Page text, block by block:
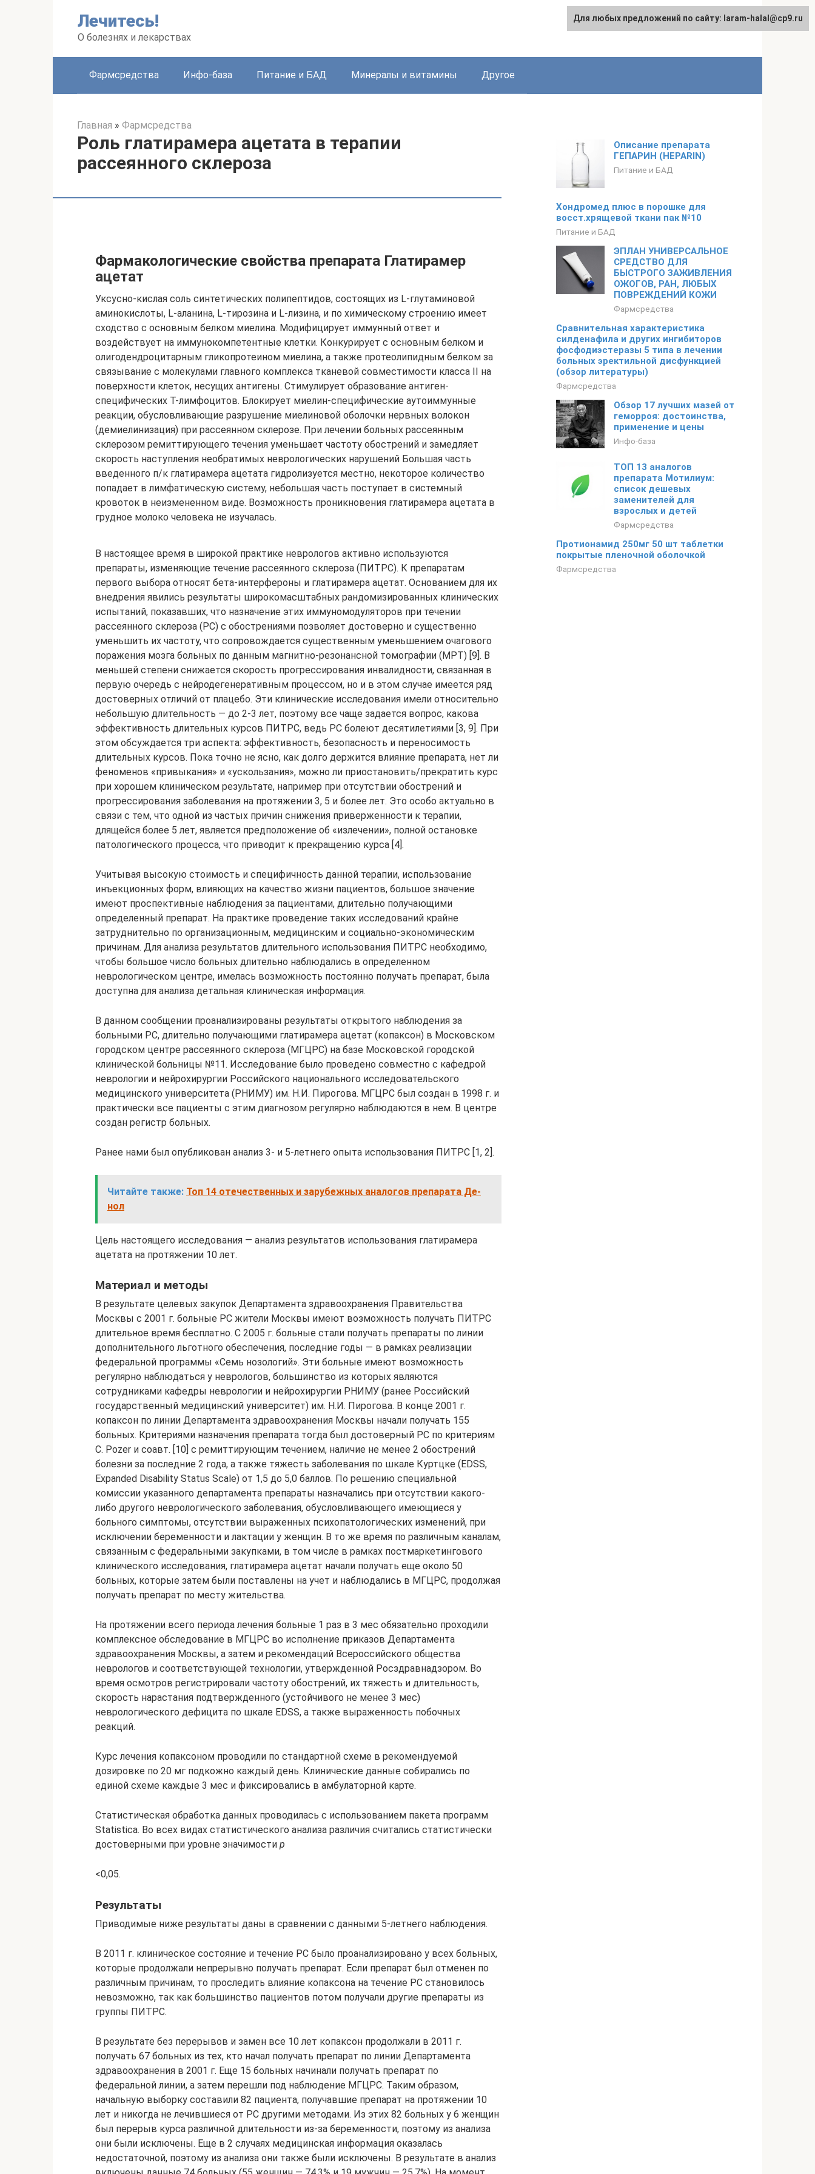
Лечитесь!
О болезнях и лекарствах
Фармсредства Инфо-база Питание и БАД Минералы и витамины Другое
Главная » Фармсредства
Роль глатирамера ацетата в терапии
рассеянного склероза
Фармакологические свойства препарата Глатирамер
ацетат
Уксусно-кислая соль синтетических полипептидов, состоящих из L-глутаминовой
аминокислоты, L-аланина, L-тирозина и L-лизина, и по химическому строению имеет
сходство с основным белком миелина. Модифицирует иммунный ответ и
воздействует на иммунокомпетентные клетки. Конкурирует с основным белком и
олигодендроцитарным гликопротеином миелина, а также протеолипидным белком за
связывание с молекулами главного комплекса тканевой совместимости класса II на
поверхности клеток, несущих антигены. Стимулирует образование антиген-
специфических Т-лимфоцитов. Блокирует миелин-специфические аутоиммунные
реакции, обусловливающие разрушение миелиновой оболочки нервных волокон
(демиелинизация) при рассеянном склерозе. При лечении больных рассеянным
склерозом ремиттирующего течения уменьшает частоту обострений и замедляет
скорость наступления необратимых неврологических нарушений Большая часть
введенного п/к глатирамера ацетата гидролизуется местно, некоторое количество
попадает в лимфатическую систему, небольшая часть поступает в системный
кровоток в неизмененном виде. Возможность проникновения глатирамера ацетата в
грудное молоко человека не изучалась.
В настоящее время в широкой практике неврологов активно используются
препараты, изменяющие течение рассеянного склероза (ПИТРС). К препаратам
первого выбора относят бета-интерфероны и глатирамера ацетат. Основанием для их
внедрения явились результаты широкомасштабных рандомизированных клинических
испытаний, показавших, что назначение этих иммуномодуляторов при течении
рассеянного склероза (РС) с обострениями позволяет достоверно и существенно
уменьшить их частоту, что сопровождается существенным уменьшением очагового
поражения мозга больных по данным магнитно-резонансной томографии (МРТ) [9]. В
меньшей степени снижается скорость прогрессирования инвалидности, связанная в
первую очередь с нейродегенеративным процессом, но и в этом случае имеется ряд
достоверных отличий от плацебо. Эти клинические исследования имели относительно
небольшую длительность — до 2-3 лет, поэтому все чаще задается вопрос, какова
эффективность длительных курсов ПИТРС, ведь РС болеют десятилетиями [3, 9]. При
этом обсуждается три аспекта: эффективность, безопасность и переносимость
длительных курсов. Пока точно не ясно, как долго держится влияние препарата, нет ли
феноменов «привыкания» и «ускользания», можно ли приостановить/прекратить курс
при хорошем клиническом результате, например при отсутствии обострений и
прогрессирования заболевания на протяжении 3, 5 и более лет. Это особо актуально в
связи с тем, что одной из частых причин снижения приверженности к терапии,
длящейся более 5 лет, является предположение об «излечении», полной остановке
патологического процесса, что приводит к прекращению курса [4].
Учитывая высокую стоимость и специфичность данной терапии, использование
инъекционных форм, влияющих на качество жизни пациентов, большое значение
имеют проспективные наблюдения за пациентами, длительно получающими
определенный препарат. На практике проведение таких исследований крайне
затруднительно по организационным, медицинским и социально-экономическим
причинам. Для анализа результатов длительного использования ПИТРС необходимо,
чтобы большое число больных длительно наблюдались в определенном
неврологическом центре, имелась возможность постоянно получать препарат, была
доступна для анализа детальная клиническая информация.
В данном сообщении проанализированы результаты открытого наблюдения за
больными РС, длительно получающими глатирамера ацетат (копаксон) в Московском
городском центре рассеянного склероза (МГЦРС) на базе Московской городской
клинической больницы №11. Исследование было проведено совместно с кафедрой
неврологии и нейрохирургии Российского национального исследовательского
медицинского университета (РНИМУ) им. Н.И. Пирогова. МГЦРС был создан в 1998 г. и
практически все пациенты с этим диагнозом регулярно наблюдаются в нем. В центре
создан регистр больных.
Ранее нами был опубликован анализ 3- и 5-летнего опыта использования ПИТРС [1, 2].
Читайте также: Топ 14 отечественных и зарубежных аналогов препарата Де-
нол
Цель настоящего исследования — анализ результатов использования глатирамера
ацетата на протяжении 10 лет.
Материал и методы
В результате целевых закупок Департамента здравоохранения Правительства
Москвы с 2001 г. больные РС жители Москвы имеют возможность получать ПИТРС
длительное время бесплатно. С 2005 г. больные стали получать препараты по линии
дополнительного льготного обеспечения, последние годы — в рамках реализации
федеральной программы «Семь нозологий». Эти больные имеют возможность
регулярно наблюдаться у неврологов, большинство из которых являются
сотрудниками кафедры неврологии и нейрохирургии РНИМУ (ранее Российский
государственный медицинский университет) им. Н.И. Пирогова. В конце 2001 г.
копаксон по линии Департамента здравоохранения Москвы начали получать 155
больных. Критериями назначения препарата тогда был достоверный РС по критериям
C. Pozer и соавт. [10] с ремиттирующим течением, наличие не менее 2 обострений
болезни за последние 2 года, а также тяжесть заболевания по шкале Куртцке (EDSS,
Expanded Disability Status Scale) от 1,5 до 5,0 баллов. По решению специальной
комиссии указанного департамента препараты назначались при отсутствии какого-
либо другого неврологического заболевания, обусловливающего имеющиеся у
больного симптомы, отсутствии выраженных психопатологических изменений, при
исключении беременности и лактации у женщин. В то же время по различным каналам,
связанным с федеральными закупками, в том числе в рамках постмаркетингового
клинического исследования, глатирамера ацетат начали получать еще около 50
больных, которые затем были поставлены на учет и наблюдались в МГЦРС, продолжая
получать препарат по месту жительства.
На протяжении всего периода лечения больные 1 раз в 3 мес обязательно проходили
комплексное обследование в МГЦРС во исполнение приказов Департамента
здравоохранения Москвы, а затем и рекомендаций Всероссийского общества
неврологов и соответствующей технологии, утвержденной Росздравнадзором. Во
время осмотров регистрировали частоту обострений, их тяжесть и длительность,
скорость нарастания подтвержденного (устойчивого не менее 3 мес)
неврологического дефицита по шкале EDSS, а также выраженность побочных
реакций.
Курс лечения копаксоном проводили по стандартной схеме в рекомендуемой
дозировке по 20 мг подкожно каждый день. Клинические данные собирались по
единой схеме каждые 3 мес и фиксировались в амбулаторной карте.
Статистическая обработка данных проводилась с использованием пакета программ
Statistica. Во всех видах статистического анализа различия считались статистически
достоверными при уровне значимости р
<0,05.
Результаты
Приводимые ниже результаты даны в сравнении с данными 5-летнего наблюдения.
В 2011 г. клиническое состояние и течение РС было проанализировано у всех больных,
которые продолжали непрерывно получать препарат. Если препарат был отменен по
различным причинам, то проследить влияние копаксона на течение РС становилось
невозможно, так как большинство пациентов потом получали другие препараты из
группы ПИТРС.
В результате без перерывов и замен все 10 лет копаксон продолжали в 2011 г.
получать 67 больных из тех, кто начал получать препарат по линии Департамента
здравоохранения в 2001 г. Еще 15 больных начинали получать препарат по
федеральной линии, а затем перешли под наблюдение МГЦРС. Таким образом,
начальную выборку составили 82 пациента, получавшие препарат на протяжении 10
лет и никогда не лечившиеся от РС другими методами. Из этих 82 больных у 6 женщин
был перерыв курса различной длительности из-за беременности, поэтому из анализа
они были исключены. Еще в 2 случаях медицинская информация оказалась
недостаточной, поэтому из анализа они также были исключены. В результате в анализ
Описание препарата
ГЕПАРИН (HEPARIN)
Питание и БАД
Хондромед плюс в порошке для
восст.хрящевой ткани пак №10
Питание и БАД
ЭПЛАН УНИВЕРСАЛЬНОЕ
СРЕДСТВО ДЛЯ
БЫСТРОГО ЗАЖИВЛЕНИЯ
ОЖОГОВ, РАН, ЛЮБЫХ
ПОВРЕЖДЕНИЙ КОЖИ
Фармсредства
Сравнительная характеристика
силденафила и других ингибиторов
фосфодиэстеразы 5 типа в лечении
больных эректильной дисфункцией
(обзор литературы)
Фармсредства
Обзор 17 лучших мазей от
геморроя: достоинства,
применение и цены
Инфо-база
ТОП 13 аналогов
препарата Мотилиум:
список дешевых
заменителей для
взрослых и детей
Фармсредства
Протионамид 250мг 50 шт таблетки
покрытые пленочной оболочкой
Фармсредства
Для любых предложений по сайту: laram-halal@cp9.ru